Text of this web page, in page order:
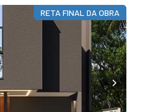
RETA FINAL DA OBRA